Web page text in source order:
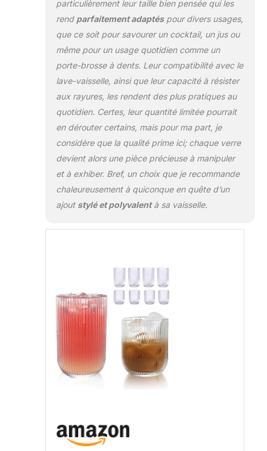
particulièrement leur taille bien pensée qui les
rend parfaitement adaptéspour divers usages,
que ce soit pour savourer un cocktail, un jus ou
même pour un usage quotidien comme un
porte-brosse à dents. Leur compatibilité avec le
lave-vaisselle, ainsi que leur capacité à résister
aux rayures, les rendent des plus pratiques au
quotidien. Certes, leur quantité limitée pourrait
en dérouter certains, mais pour ma part, je
considère que la qualité prime ici; chaque verre
devient alors une pièce précieuse à manipuler
et à exhiber. Bref, un choix que je recommande
chaleureusement à quiconque en quête d’un
ajout stylé et polyvalentà sa vaisselle.